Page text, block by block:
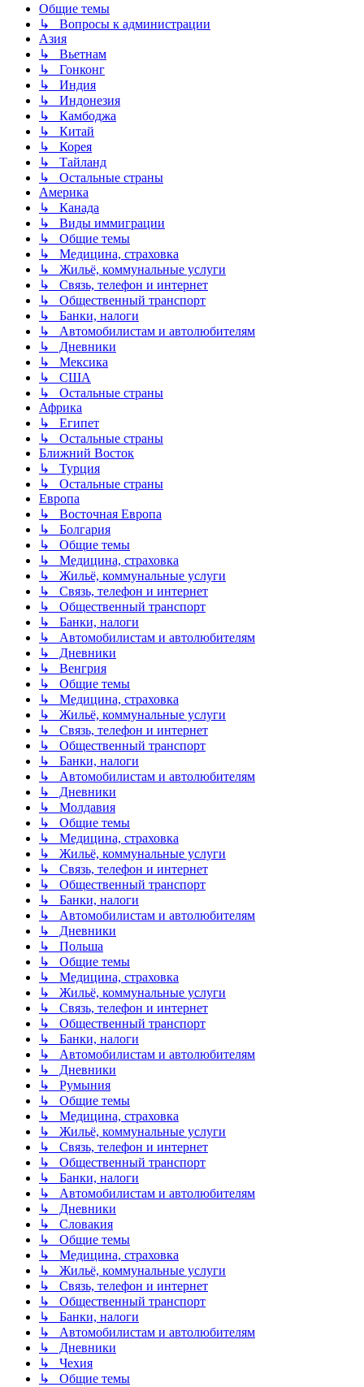
Общие темы
↳ Вопросы к администрации
Азия
↳ Вьетнам
↳ Гонконг
↳ Индия
↳ Индонезия
↳ Камбоджа
↳ Китай
↳ Корея
↳ Тайланд
↳ Остальные страны
Америка
↳ Канада
↳ Виды иммиграции
↳ Общие темы
↳ Медицина, страховка
↳ Жильё, коммунальные услуги
↳ Связь, телефон и интернет
↳ Общественный транспорт
↳ Банки, налоги
↳ Автомобилистам и автолюбителям
↳ Дневники
↳ Мексика
↳ США
↳ Остальные страны
Африка
↳ Египет
↳ Остальные страны
Ближний Восток
↳ Турция
↳ Остальные страны
Европа
↳ Восточная Европа
↳ Болгария
↳ Общие темы
↳ Медицина, страховка
↳ Жильё, коммунальные услуги
↳ Связь, телефон и интернет
↳ Общественный транспорт
↳ Банки, налоги
↳ Автомобилистам и автолюбителям
↳ Дневники
↳ Венгрия
↳ Общие темы
↳ Медицина, страховка
↳ Жильё, коммунальные услуги
↳ Связь, телефон и интернет
↳ Общественный транспорт
↳ Банки, налоги
↳ Автомобилистам и автолюбителям
↳ Дневники
↳ Молдавия
↳ Общие темы
↳ Медицина, страховка
↳ Жильё, коммунальные услуги
↳ Связь, телефон и интернет
↳ Общественный транспорт
↳ Банки, налоги
↳ Автомобилистам и автолюбителям
↳ Дневники
↳ Польша
↳ Общие темы
↳ Медицина, страховка
↳ Жильё, коммунальные услуги
↳ Связь, телефон и интернет
↳ Общественный транспорт
↳ Банки, налоги
↳ Автомобилистам и автолюбителям
↳ Дневники
↳ Румыния
↳ Общие темы
↳ Медицина, страховка
↳ Жильё, коммунальные услуги
↳ Связь, телефон и интернет
↳ Общественный транспорт
↳ Банки, налоги
↳ Автомобилистам и автолюбителям
↳ Дневники
↳ Словакия
↳ Общие темы
↳ Медицина, страховка
↳ Жильё, коммунальные услуги
↳ Связь, телефон и интернет
↳ Общественный транспорт
↳ Банки, налоги
↳ Автомобилистам и автолюбителям
↳ Дневники
↳ Чехия
↳ Общие темы